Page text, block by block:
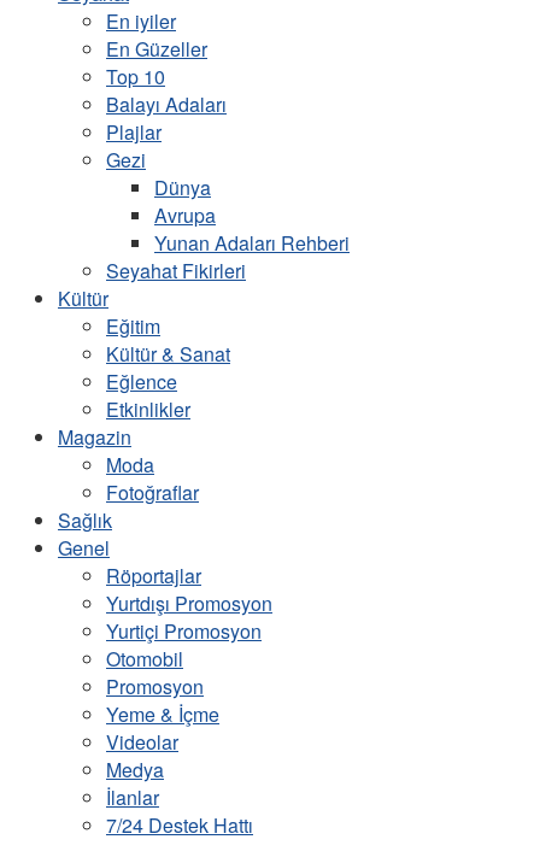
En iyiler
En Güzeller
Top 10
Balayı Adaları
Plajlar
Gezi
Dünya
Avrupa
Yunan Adaları Rehberi
Seyahat Fikirleri
Kültür
Eğitim
Kültür & Sanat
Eğlence
Etkinlikler
Magazin
Moda
Fotoğraflar
Sağlık
Genel
Röportajlar
Yurtdışı Promosyon
Yurtiçi Promosyon
Otomobil
Promosyon
Yeme & İçme
Videolar
Medya
İlanlar
7/24 Destek Hattı